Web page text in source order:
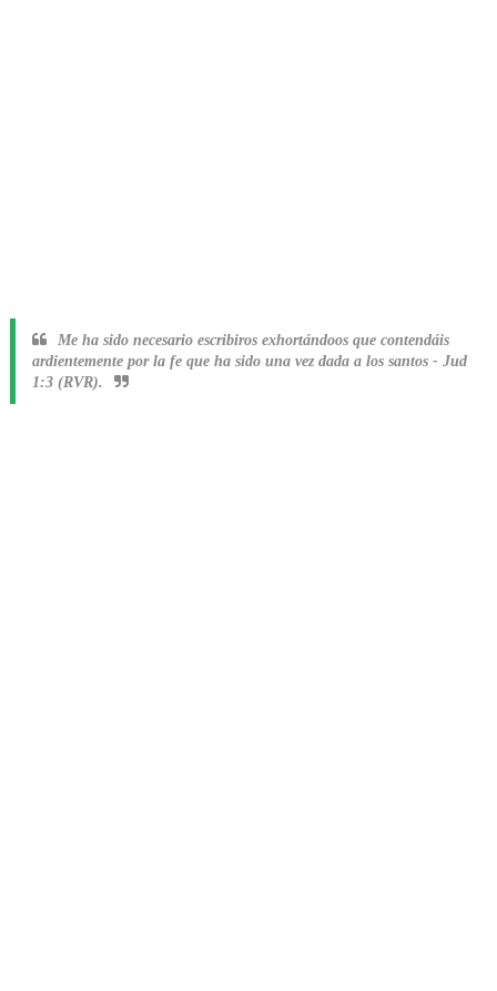
Me ha sido necesario escribiros exhortándoos que contendáis
ardientemente por la fe que ha sido una vez dada a los santos - Jud
1:3 (RVR).